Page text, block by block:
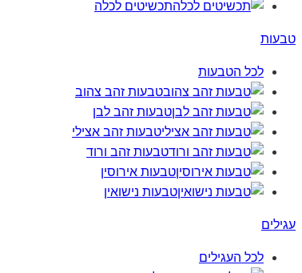
תכשיטים לכלה
טבעות
לכל הטבעות
טבעות זהב צהוב
טבעות זהב לבן
טבעות זהב אצילי
טבעות זהב ורוד
טבעות אירוסין
טבעות נישואין
עגילים
לכל העגילים